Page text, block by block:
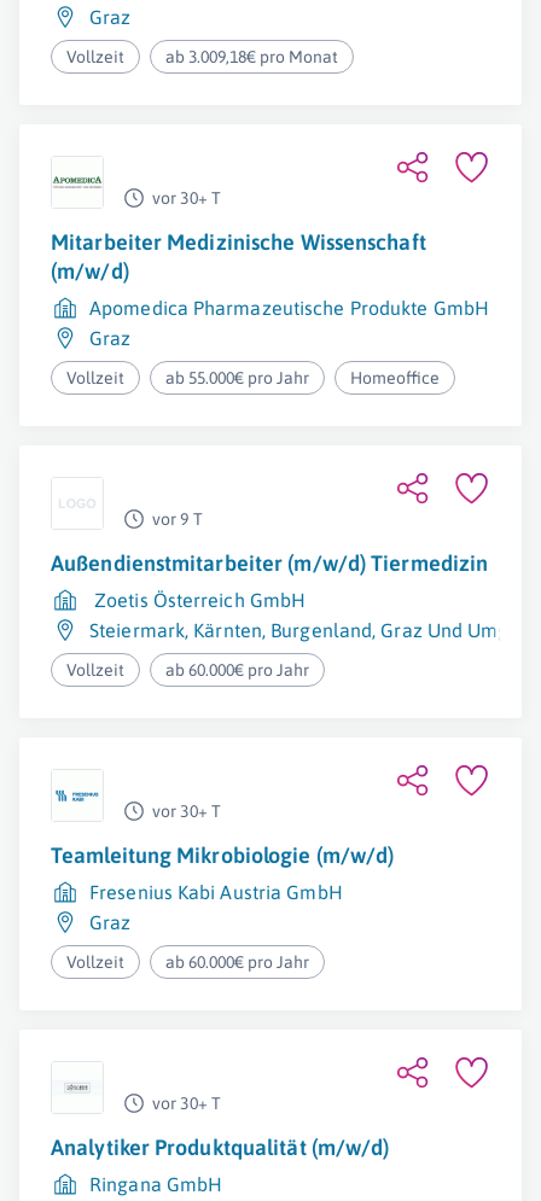
Graz
Vollzeit ab 3.009,18€ pro Monat
vor 30+ T
Mitarbeiter Medizinische Wissenschaft
(m/w/d)
Apomedica Pharmazeutische Produkte GmbH
Graz
Vollzeit ab 55.000€ pro Jahr Homeoffice
vor 9 T
Außendienstmitarbeiter (m/w/d) Tiermedizin
Zoetis Österreich GmbH
Steiermark, Kärnten, Burgenland, Graz Und
Vollzeit ab 60.000€ pro Jahr
vor 30+ T
Teamleitung Mikrobiologie (m/w/d)
Fresenius Kabi Austria GmbH
Graz
Vollzeit ab 60.000€ pro Jahr
vor 30+ T
Analytiker Produktqualität (m/w/d)
Ringana GmbH